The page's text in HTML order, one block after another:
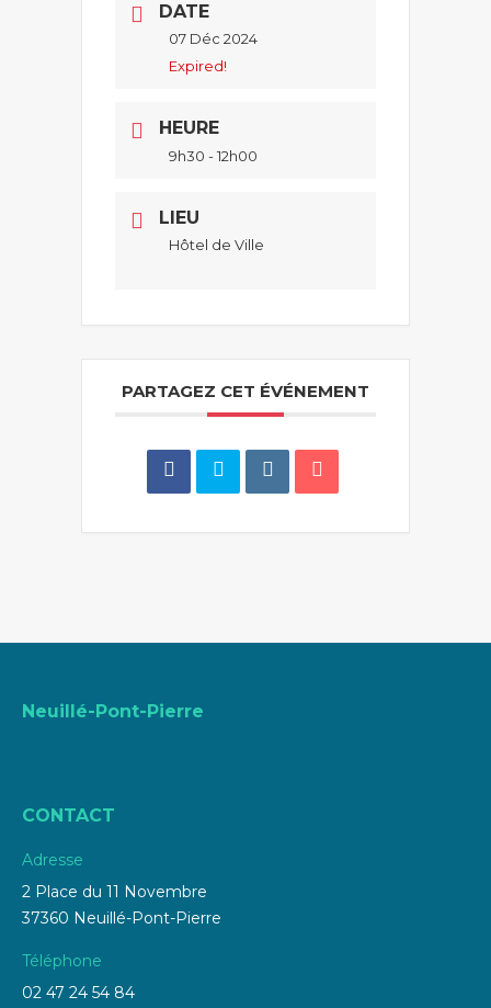
DATE
07 Déc 2024
Expired!
HEURE
9h30 - 12h00
LIEU
Hôtel de Ville
PARTAGEZ CET ÉVÉNEMENT
Neuillé-Pont-Pierre
CONTACT
Adresse
2 Place du 11 Novembre
37360 Neuillé-Pont-Pierre
Téléphone
02 47 24 54 84